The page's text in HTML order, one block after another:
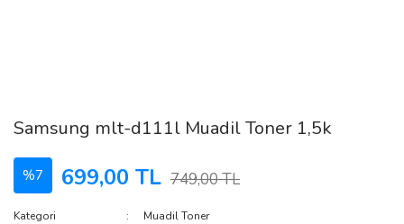
Samsung mlt-d111l Muadil Toner 1,5k
%7 699,00 TL 749,00 TL
Kategori
Muadil Toner